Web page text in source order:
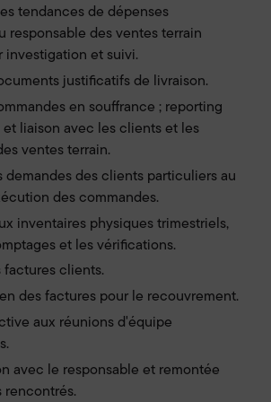
tendances de dépenses
responsable des ventes terrain
et suivi.
justificatifs de livraison.
en souffrance ; reporting
liaison avec les clients et les
ventes terrain.
demandes des clients particuliers au
des commandes.
inventaires physiques trimestriels,
et les vérifications.
clients.
des factures pour le recouvrement.
aux réunions d'équipe
avec le responsable et remontée
rencontrés.